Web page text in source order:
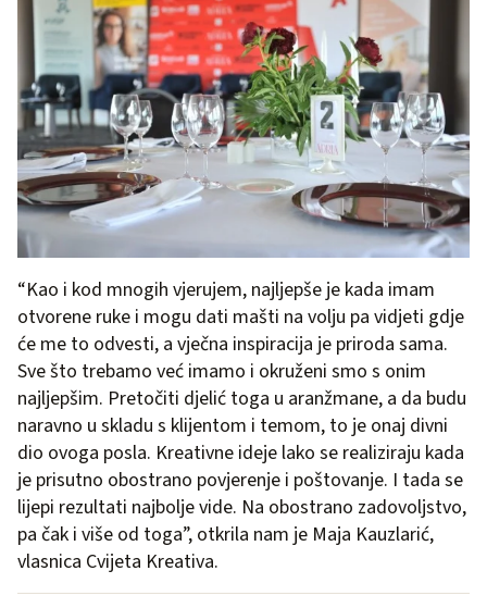
“Kao i kod mnogih vjerujem, najljepše je kada imam
otvorene ruke i mogu dati mašti na volju pa vidjeti gdje
će me to odvesti, a vječna inspiracija je priroda sama.
Sve što trebamo već imamo i okruženi smo s onim
najljepšim. Pretočiti djelić toga u aranžmane, a da budu
naravno u skladu s klijentom i temom, to je onaj divni
dio ovoga posla. Kreativne ideje lako se realiziraju kada
je prisutno obostrano povjerenje i poštovanje. I tada se
lijepi rezultati najbolje vide. Na obostrano zadovoljstvo,
pa čak i više od toga”, otkrila nam je Maja Kauzlarić,
vlasnica Cvijeta Kreativa.